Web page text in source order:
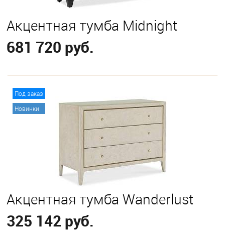
Акцентная тумба Midnight
681 720 руб.
Под заказ
Новинки
Акцентная тумба Wanderlust
325 142 руб.